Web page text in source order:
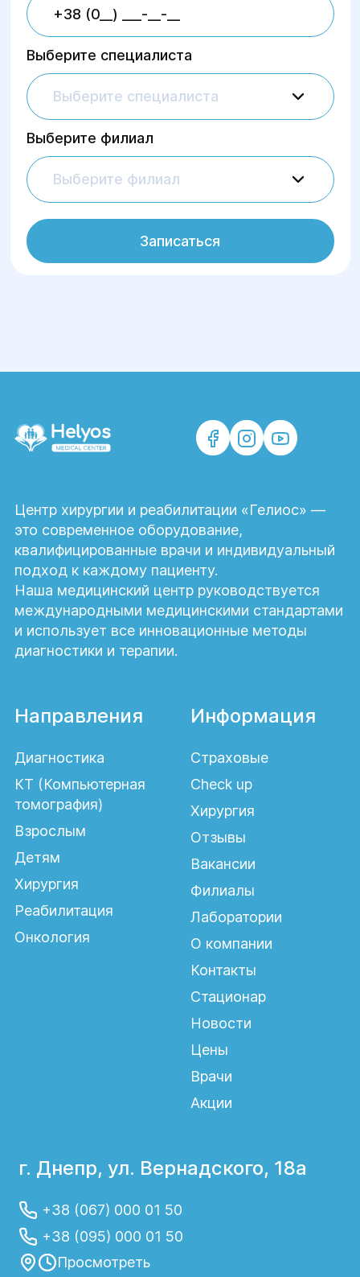
Выберите специалиста
Выберите специалиста
Выберите филиал
Выберите филиал
Записаться
Центр хирургии и реабилитации «Гелиос» —
это современное оборудование,
квалифицированные врачи и индивидуальный
подход к каждому пациенту.
Наша медицинский центр руководствуется
международными медицинскими стандартами
и использует все инновационные методы
диагностики и терапии.
Направления
Диагностика
КТ (Компьютерная
томография)
Взрослым
Детям
Хирургия
Реабилитация
Онкология
Информация
Страховые
Check up
Хирургия
Отзывы
Вакансии
Филиалы
Лаборатории
О компании
Контакты
Стационар
Новости
Цены
Врачи
Акции
г. Днепр, ул. Вернадского, 18а
+38 (067) 000 01 50
+38 (095) 000 01 50
Просмотреть